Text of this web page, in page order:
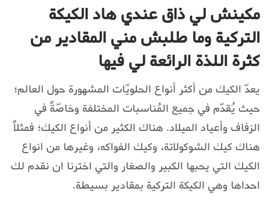
مكينش لي ذاق عندي هاد الكيكة
التركية وما طلبش مني المقادير من
كثرة اللذة الرائعة لي فيها
يعدّ الكيك من أكثر أنواع الحلويّات المشهورة حول العالم؛
حيث يُقدّم في جميع المُناسبات المختلفة وخاصّةً في
الزفاف وأعياد الميلاد. هناك الكثير من أنواع الكيك؛ فمثلاً
هناك كيك الشوكولاتة، وكيك الفواكه، وغيرها من انواع
الكيك التي يحبها الكبير والصغار والتي اخترنا ان نقدم لك
احداها وهي الكيكة التركية بمقادير بسيطة.